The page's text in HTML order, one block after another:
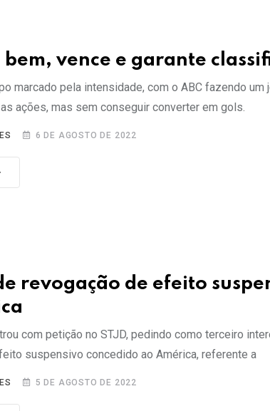
bem, vence e garante
marcado pela intensidade, com o ABC fazendo um
ações, mas sem conseguir converter em gols.
6 DE AGOSTO DE 2022
revogação de efeito
com petição no STJD, pedindo como terceiro
suspensivo concedido ao América, referente a
5 DE AGOSTO DE 2022